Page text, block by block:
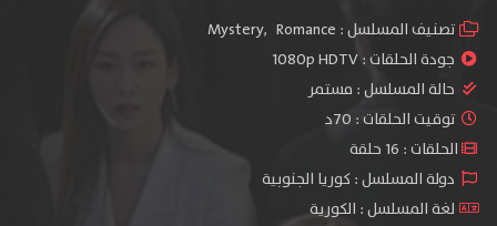
تصنيف المسلسل : Mystery, Romance
جودة الحلقات :1080p HDTV
حالة المسلسل : مستمر
توقيت الحلقات : 70د
الحلقات : 16 حلقة
دولة المسلسل : كوريا الجنوبية
لغة المسلسل : الكورية